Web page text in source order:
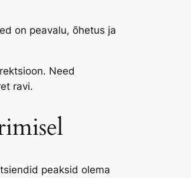
on peavalu, õhetus ja
Need
ravi.
peaksid olema